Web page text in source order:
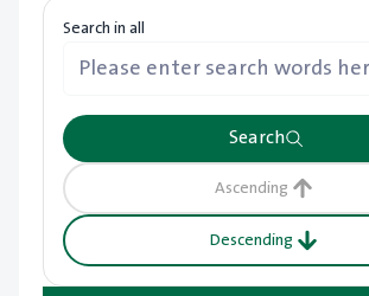
Search in all
Search
Ascending
Descending